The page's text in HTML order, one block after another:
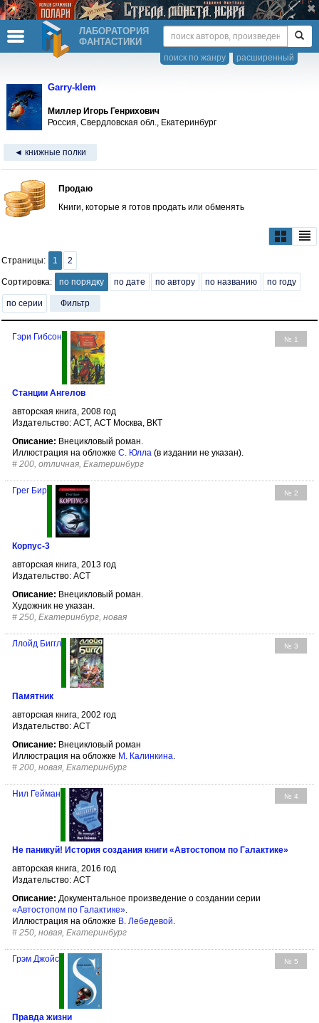
ЛАБОРАТОРИЯ
ФАНТАСТИКИ
расширенный
поиск по жанру
Garry-klem
Миллер Игорь Генрихович
Россия, Свердловская обл., Екатеринбург
◄ книжные полки
Продаю
Книги, которые я готов продать или обменять
Страницы: 1 2
Сортировка: по порядку по дате по автору по названию по году
по серии Фильтр
№ 1
Гэри Гибсон
Станции Ангелов
авторская книга, 2008 год
Издательство: АСТ, АСТ Москва, ВКТ
Описание: Внецикловый роман.
Иллюстрация на обложке С. Юлла (в издании не указан).
# 200, отличная, Екатеринбург
№ 2
Грег Бир
Корпус-3
авторская книга, 2013 год
Издательство: АСТ
Описание: Внецикловый роман.
Художник не указан.
# 250, Екатеринбург, новая
№ 3
Ллойд Биггл
Памятник
авторская книга, 2002 год
Издательство: АСТ
Описание: Внецикловый роман
Иллюстрация на обложке М. Калинкина.
# 200, новая, Екатеринбург
№ 4
Нил Гейман
Не паникуй! История создания книги «Автостопом по Галактике»
авторская книга, 2016 год
Издательство: АСТ
Описание: Документальное произведение о создании серии
«Автостопом по Галактике».
Иллюстрация на обложке В. Лебедевой.
# 250, новая, Екатеринбург
№ 5
Грэм Джойс
Правда жизни